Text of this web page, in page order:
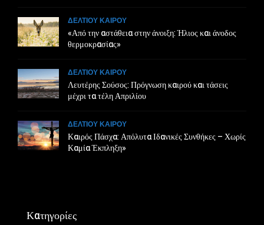
ΔΕΛΤΙΟΥ ΚΑΙΡΟΥ
«Από την αστάθεια στην άνοιξη: Ήλιος και άνοδος
θερμοκρασίας»
ΔΕΛΤΙΟΥ ΚΑΙΡΟΥ
Λευτέρης Σούσος: Πρόγνωση καιρού και τάσεις
μέχρι τα τέλη Απριλίου
ΔΕΛΤΙΟΥ ΚΑΙΡΟΥ
Καιρός Πάσχα: Απόλυτα Ιδανικές Συνθήκες – Χωρίς
Καμία Έκπληξη»
Κατηγορίες